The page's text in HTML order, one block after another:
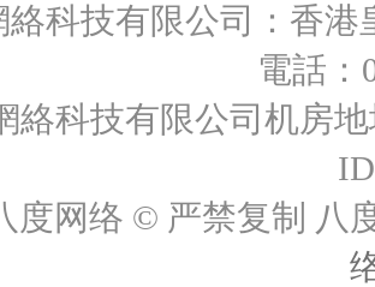
科技有限公司：香
電話：
絡科技有限公司机房
度网络 © 严禁复制